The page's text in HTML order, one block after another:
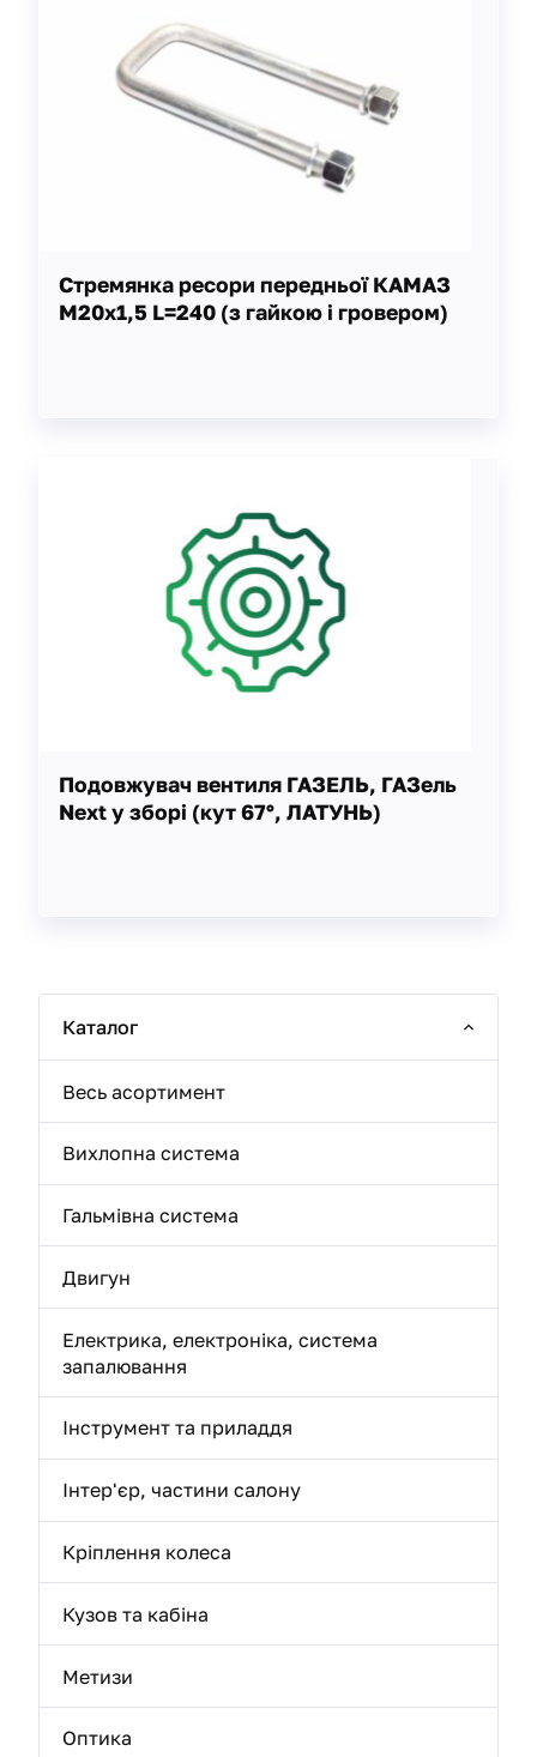
Стремянка ресори передньої КАМАЗ
М20х1,5 L=240 (з гайкою і гровером)
Подовжувач вентиля ГАЗЕЛЬ, ГАЗель
Next у зборі (кут 67°, ЛАТУНЬ)
Каталог
Весь асортимент
Вихлопна система
Гальмівна система
Двигун
Електрика, електроніка, система
запалювання
Інструмент та приладдя
Інтер'єр, частини салону
Кріплення колеса
Кузов та кабіна
Метизи
Оптика